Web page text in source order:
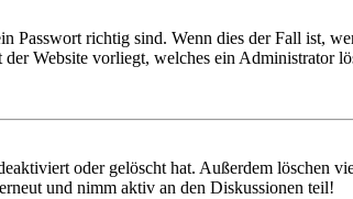
richtig sind. Wenn dies der Fall ist,
Website vorliegt, welches ein Administrator
oder gelöscht hat. Außerdem löschen
und nimm aktiv an den Diskussionen teil!